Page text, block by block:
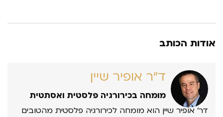
אודות הכותב
ד״ר אופיר שיין
מומחה בכירורגיה פלסטית ואסתטית
דר’ אופיר שיין הוא מומחה לכירורגיה פלסטית מהטובים